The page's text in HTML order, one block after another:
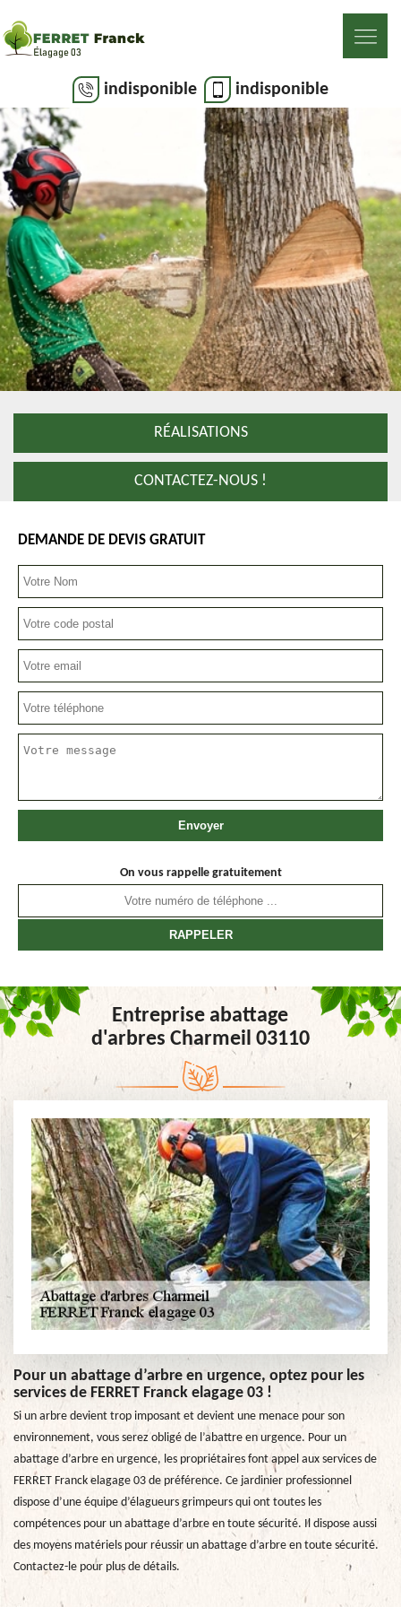
indisponible indisponible
RÉALISATIONS
CONTACTEZ-NOUS !
DEMANDE DE DEVIS GRATUIT
On vous rappelle gratuitement
Entreprise abattage
d'arbres Charmeil 03110
Pour un abattage d’arbre en urgence, optez pour les
services de FERRET Franck elagage 03 !
Si un arbre devient trop imposant et devient une menace pour son
environnement, vous serez obligé de l’abattre en urgence. Pour un
abattage d’arbre en urgence, les propriétaires font appel aux services de
FERRET Franck elagage 03 de préférence. Ce jardinier professionnel
dispose d’une équipe d’élagueurs grimpeurs qui ont toutes les
compétences pour un abattage d’arbre en toute sécurité. Il dispose aussi
des moyens matériels pour réussir un abattage d’arbre en toute sécurité.
Contactez-le pour plus de détails.